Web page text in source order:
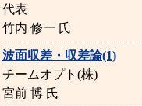
代表
竹内 修一 氏
波面収差・収差論(1)
チームオプト(株)
宮前 博 氏